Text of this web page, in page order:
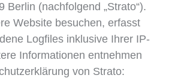
Berlin (nachfolgend „Strato“).
Website besuchen, erfasst
Logfiles inklusive Ihrer IP-
Informationen entnehmen
von Strato: